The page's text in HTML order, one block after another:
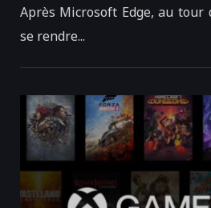
Après Microsoft Edge, au tour
se rendre...